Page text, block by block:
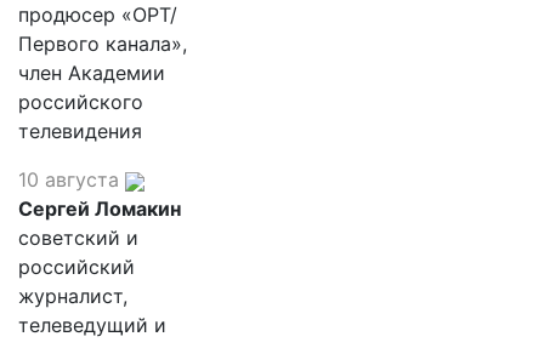
продюсер «ОРТ/
Первого канала»,
член Академии
российского
телевидения
10 августа
Сергей Ломакин
советский и
российский
журналист,
телеведущий и